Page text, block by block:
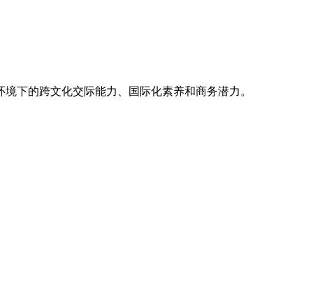
下的跨文化交际能力、国际化素养和商务潜力。